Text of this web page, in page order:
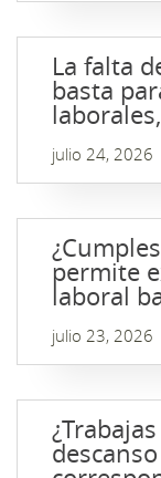
La falta
basta
julio 24, 2026
permite
laboral
julio 23, 2026